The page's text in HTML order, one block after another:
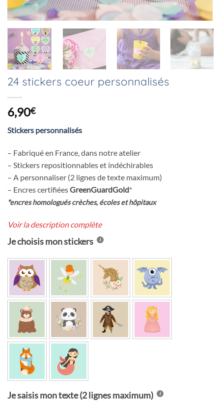
24 stickers coeur personnalisés
6,90€
Stickers personnalisés
– Fabriqué en France, dans notre atelier
– Stickers repositionnables et indéchirables
– A personnaliser (2 lignes de texte maximum)
– Encres certifiéesGreenGuardGold*
*encres homologués crèches, écoles et hôpitaux
Voir la description complète
Je choisis mon stickers
Je saisis mon texte (2 lignes maximum)